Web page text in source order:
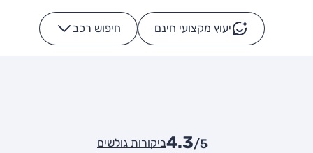
יעוץ מקצועי חינם חיפוש רכב -
4.3/5 ביקורות גולשים